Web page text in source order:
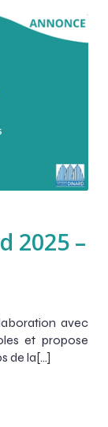
2025 –
avec
et propose
de la[…]